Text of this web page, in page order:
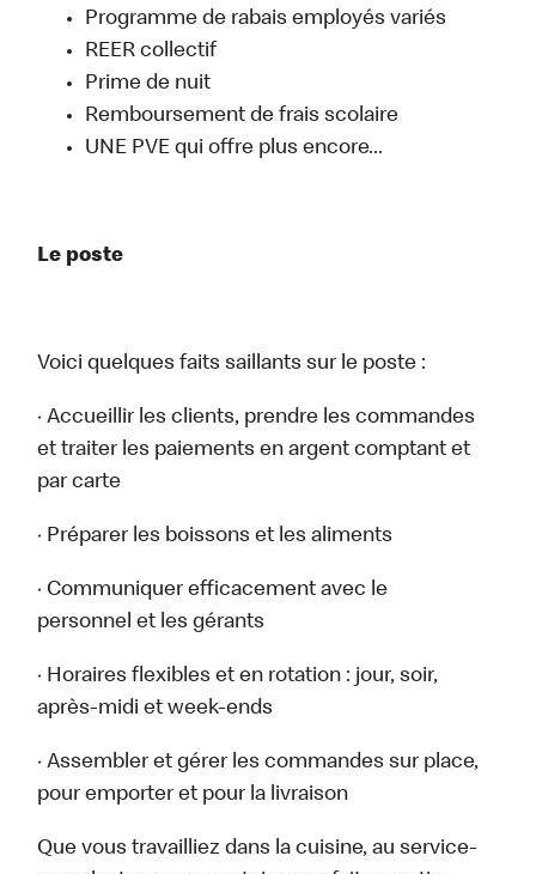
Programme de rabais employés variés
REER collectif
Prime de nuit
Remboursement de frais scolaire
UNE PVE qui offre plus encore...
Le poste
Voici quelques faits saillants sur le poste :
· Accueillir les clients, prendre les commandes
et traiter les paiements en argent comptant et
par carte
· Préparer les boissons et les aliments
· Communiquer efficacement avec le
personnel et les gérants
· Horaires flexibles et en rotation : jour, soir,
après-midi et week-ends
· Assembler et gérer les commandes sur place,
pour emporter et pour la livraison
Que vous travailliez dans la cuisine, au service-